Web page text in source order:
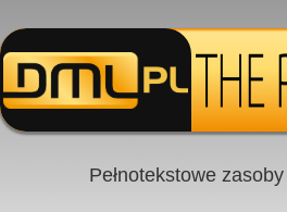
Pełnotekstowe